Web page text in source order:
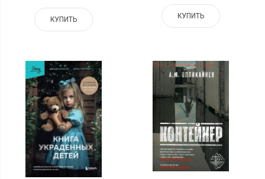
КУПИТЬ КУПИТЬ